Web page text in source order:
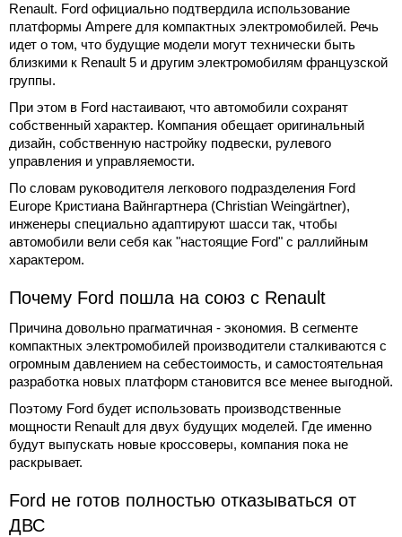
Renault. Ford официально подтвердила использование
платформы Ampere для компактных электромобилей. Речь
идет о том, что будущие модели могут технически быть
близкими к Renault 5 и другим электромобилям французской
группы.
При этом в Ford настаивают, что автомобили сохранят
собственный характер. Компания обещает оригинальный
дизайн, собственную настройку подвески, рулевого
управления и управляемости.
По словам руководителя легкового подразделения Ford
Europe Кристиана Вайнгартнера (Christian Weingärtner),
инженеры специально адаптируют шасси так, чтобы
автомобили вели себя как "настоящие Ford" с раллийным
характером.
Почему Ford пошла на союз с Renault
Причина довольно прагматичная - экономия. В сегменте
компактных электромобилей производители сталкиваются с
огромным давлением на себестоимость, и самостоятельная
разработка новых платформ становится все менее выгодной.
Поэтому Ford будет использовать производственные
мощности Renault для двух будущих моделей. Где именно
будут выпускать новые кроссоверы, компания пока не
раскрывает.
Ford не готов полностью отказываться от
ДВС